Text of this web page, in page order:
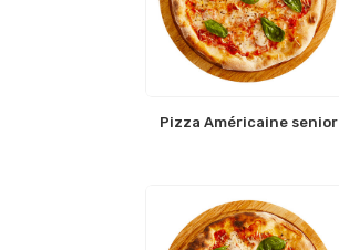
Pizza Américaine senior